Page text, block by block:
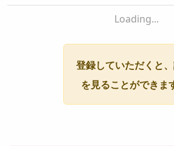
Loading...
登録していただくと
を見ることができま